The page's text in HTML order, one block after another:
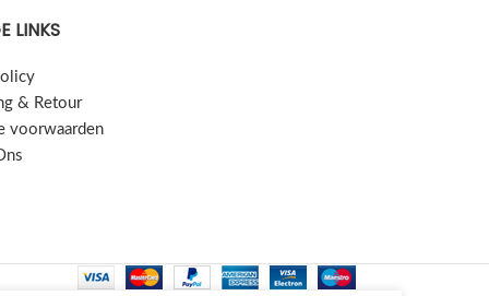
LINKS
& Retour
voorwaarden